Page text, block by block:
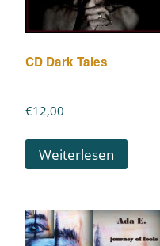
CD Dark Tales
€12,00
Weiterlesen